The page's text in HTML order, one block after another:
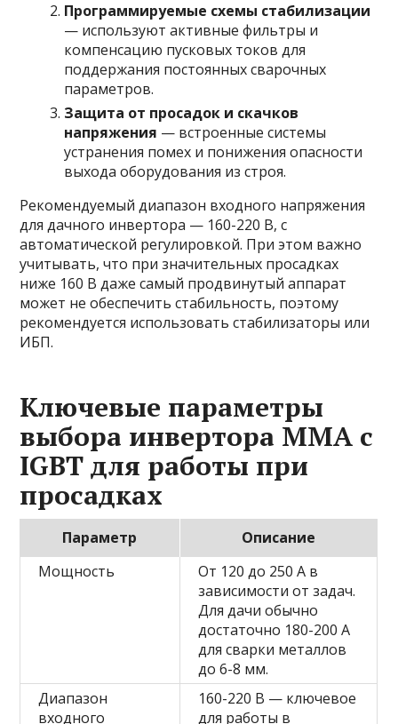
Программируемые схемы стабилизации
— используют активные фильтры и
компенсацию пусковых токов для
поддержания постоянных сварочных
параметров.
Защита от просадок и скачков
напряжения — встроенные системы
устранения помех и понижения опасности
выхода оборудования из строя.
Рекомендуемый диапазон входного напряжения
для дачного инвертора — 160-220 В, с
автоматической регулировкой. При этом важно
учитывать, что при значительных просадках
ниже 160 В даже самый продвинутый аппарат
может не обеспечить стабильность, поэтому
рекомендуется использовать стабилизаторы или
ИБП.
Ключевые параметры
выбора инвертора ММА с
IGBT для работы при
просадках
Параметр
Описание
Мощность
От 120 до 250 А в
зависимости от задач.
Для дачи обычно
достаточно 180-200 А
для сварки металлов
до 6-8 мм.
Диапазон
входного
160-220 В — ключевое
для работы в